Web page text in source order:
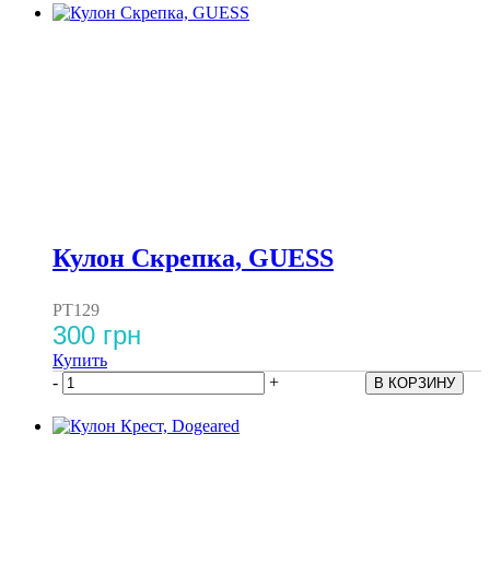
Кулон Скрепка, GUESS
PT129
300 грн
Купить
-
+